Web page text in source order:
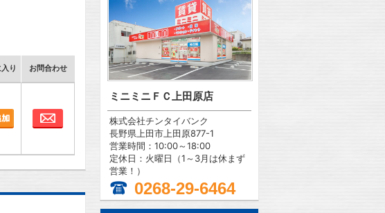
り お問合わせ
お問合わせ
ミニミニＦＣ上田原店
株式会社チンタイバンク
長野県上田市上田原877-1
営業時間：10:00～18:00
定休日：火曜日（1～3月は休まず
営業！）
0268-29-6464